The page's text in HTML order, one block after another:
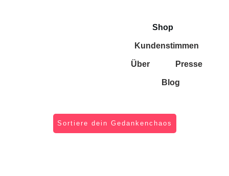
Shop
Kundenstimmen
Über Presse
Blog
Sortiere dein Gedankenchaos